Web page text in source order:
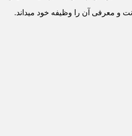
و معرفی آن را وظیفه خود میداند.